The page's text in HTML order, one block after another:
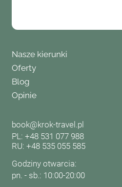
book@krok-travel.pl
PL: +48 531 077 988
RU: +48 535 055 585
Godziny otwarcia:
pn. - sb.: 10:00-20:00
Nasze kierunki
Oferty
Blog
Opinie